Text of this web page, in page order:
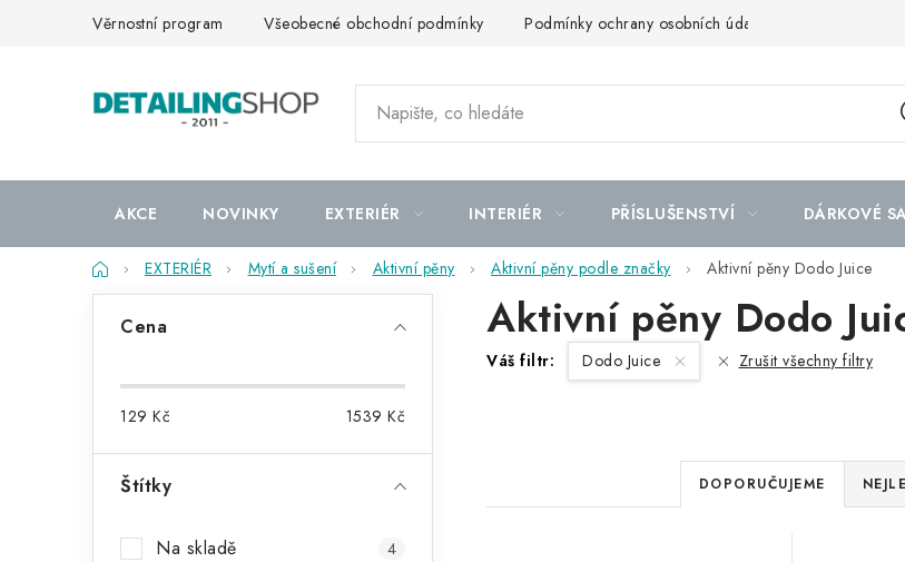
Věrnostní program Všeobecné obchodní podmínky Podmínky ochrany osobních údajů
AKCE NOVINKY EXTERIÉR INTERIÉR PŘÍSLUŠENSTVÍ DÁRKOVÉ
DomůEXTERIÉR Mytí a sušení Aktivní pěny Aktivní pěny podle značky Aktivní pěny Dodo Juice
t
Cena
129 Kč 1539 Kč
Štítky
Na skladě 4
Aktivní pěny Dodo
Váš filtr: Dodo Juice Zrušit všechny filtry
Ř
a
DOPORUČUJEME